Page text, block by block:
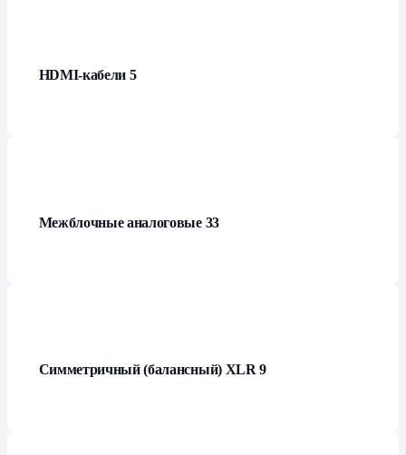
HDMI-кабели 5
Межблочные аналоговые 33
Симметричный (балансный) XLR9